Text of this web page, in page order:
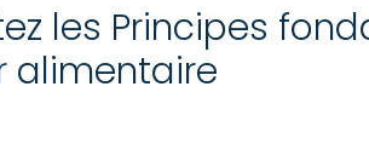
les Principes
alimentaire